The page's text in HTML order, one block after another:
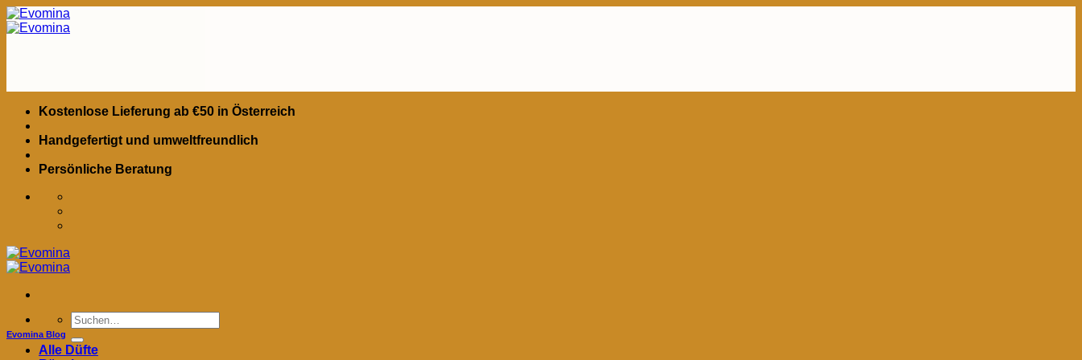
Zum
Inhalt
Kostenlose Lieferung ab €50 in Österreich
Handgefertigt und umweltfreundlich
Persönliche Beratung
Suchen
nach:
Alle Düfte
Evomina Blog